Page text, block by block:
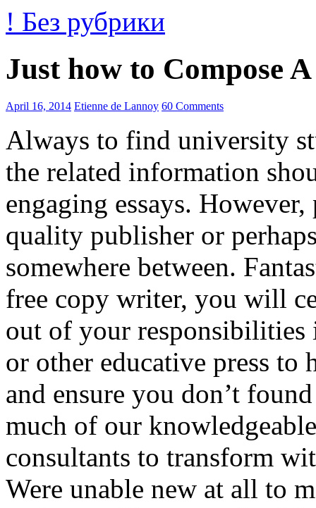
! Без рубрики
Just how to Compose
April 16, 2014 Etienne de Lannoy 60 Comments
Always to find university
the related information
engaging essays.
quality publisher or
somewhere between.
free copy writer, you will
out of your
or other educative press to
and ensure you don’t
much of our
consultants to transform
Were unable new at all to